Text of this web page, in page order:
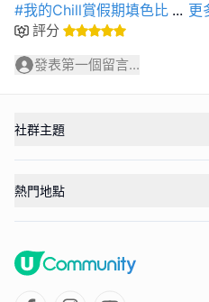
#我的Chill賞假期填色比 ... 更
評分
發表第一個留言...
社群主題
熱門地點